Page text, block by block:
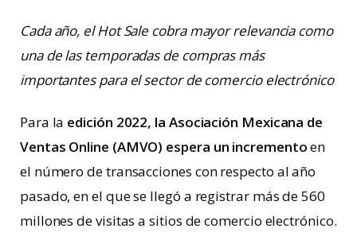
Cada año, el Hot Sale cobra mayor relevancia como
una de las temporadas de compras más
importantes para el sector de comercio electrónico
Para la edición 2022, la Asociación Mexicana de
Ventas Online (AMVO) espera un incrementoen
el número de transacciones con respecto al año
pasado, en el que se llegó a registrar más de 560
millones de visitas a sitios de comercio electrónico.